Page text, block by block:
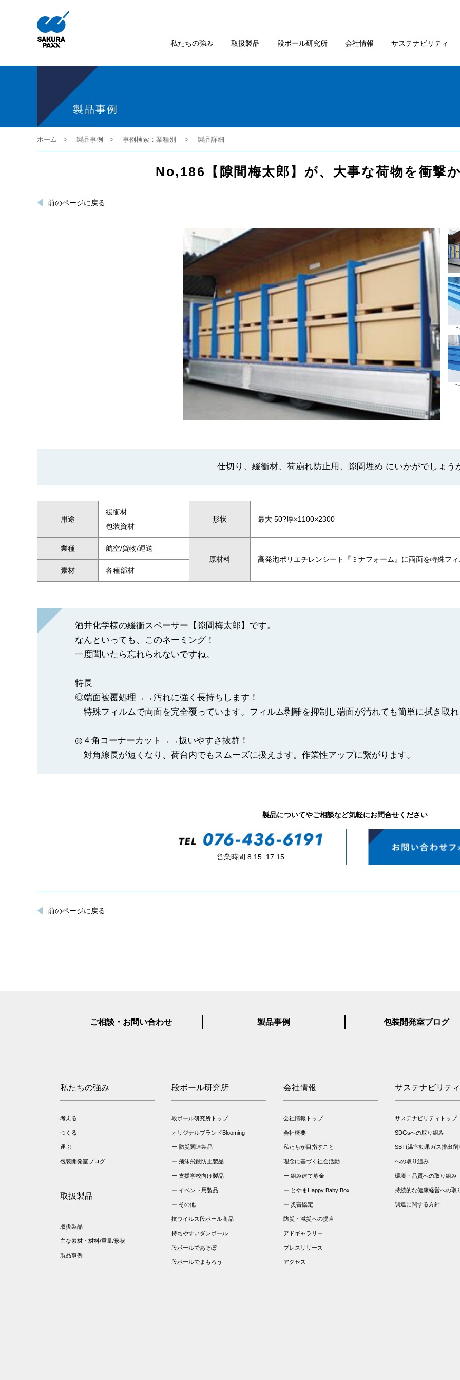
私たちの強み 取扱製品 段ボール研究所 会社情報 サステナビリティ
製品事例
ホーム 製品事例 事例検索：業種別 製品詳細
No,186【隙間梅太郎】が、大事な荷物を衝撃
前のページに戻る
仕切り、緩衝材、荷崩れ防止用、隙間埋め にいかがでしょう
用途
緩衝材
包装資材
形状 最大 50?厚×1100×2300
業種
航空/貨物/運送
原材料
高発泡ポリエチレンシート『ミナフォーム』に両面を特殊フ
素材
各種部材
酒井化学様の緩衝スペーサー【隙間梅太郎】です。
なんといっても、このネーミング！
一度聞いたら忘れられないですね。
特長
◎端面被覆処理→→汚れに強く長持ちします！
特殊フィルムで両面を完全覆っています。フィルム剥離を抑制し端面が汚れても簡単に拭き取
◎４角コーナーカット→→扱いやすさ抜群！
対角線長が短くなり、荷台内でもスムーズに扱えます。作業性アップに繋がります。
製品についてやご相談など気軽にお問合せください
営業時間 8:15−17:15
前のページに戻る
ご相談・お問い合わせ 製品事例 包装開発室ブログ
私たちの強み
考える
つくる
運ぶ
包装開発室ブログ
取扱製品
取扱製品
主な素材・材料/重量/形状
製品事例
段ボール研究所
段ボール研究所トップ
オリジナルブランドBlooming
防災関連製品
飛沫飛散防止製品
支援学校向け製品
イベント用製品
その他
抗ウイルス段ボール商品
持ちやすいダンボール
段ボールであそぼ
段ボールでまもろう
会社情報
会社情報トップ
会社概要
私たちが目指すこと
理念に基づく社会活動
組み建て募金
とやまHappy Baby Box
災害協定
防災・減災への提言
アドギャラリー
プレスリリース
アクセス
サステナビリテ
サステナビリティトップ
SDGsへの取り組み
SBT(温室効果ガス排出削
への取り組み
環境・品質への取り組み
持続的な健康経営への取
調達に関する方針